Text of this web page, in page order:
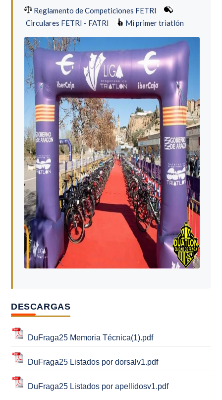
Reglamento de Competiciones FETRI
Circulares FETRI - FATRI
Mi primer triatlón
DESCARGAS
DuFraga25 Memoria Técnica(1).pdf
DuFraga25 Listados por dorsalv1.pdf
DuFraga25 Listados por apellidosv1.pdf